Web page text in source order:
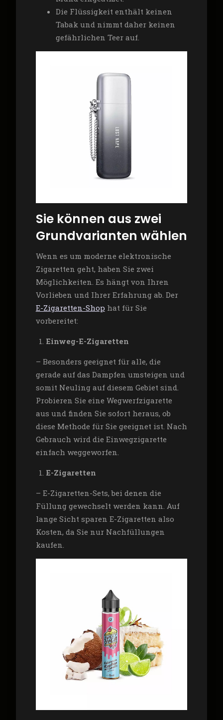
Die Flüssigkeit enthält keinen
Tabak und nimmt daher keinen
gefährlichen Teer auf.
Sie können aus zwei
Grundvarianten wählen
Wenn es um moderne elektronische
Zigaretten geht, haben Sie zwei
Möglichkeiten. Es hängt von Ihren
Vorlieben und Ihrer Erfahrung ab. Der
E-Zigaretten-Shop hat für Sie
vorbereitet:
Einweg-E-Zigaretten
– Besonders geeignet für alle, die
gerade auf das Dampfen umsteigen und
somit Neuling auf diesem Gebiet sind.
Probieren Sie eine Wegwerfzigarette
aus und finden Sie sofort heraus, ob
diese Methode für Sie geeignet ist. Nach
Gebrauch wird die Einwegzigarette
einfach weggeworfen.
E-Zigaretten
– E-Zigaretten-Sets, bei denen die
Füllung gewechselt werden kann. Auf
lange Sicht sparen E-Zigaretten also
Kosten, da Sie nur Nachfüllungen
kaufen.